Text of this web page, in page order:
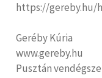
https://gereby.hu/
Geréby Kúria
www.gereby.hu
Pusztán